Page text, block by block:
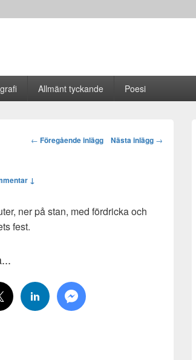
Allmänt tyckande Poesi
Post
← Föregående inlägg Nästa inlägg →
↓
ner på stan, med fördricka och
fest.